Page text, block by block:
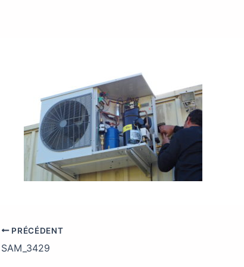
PRÉCÉDENT
SAM_3429